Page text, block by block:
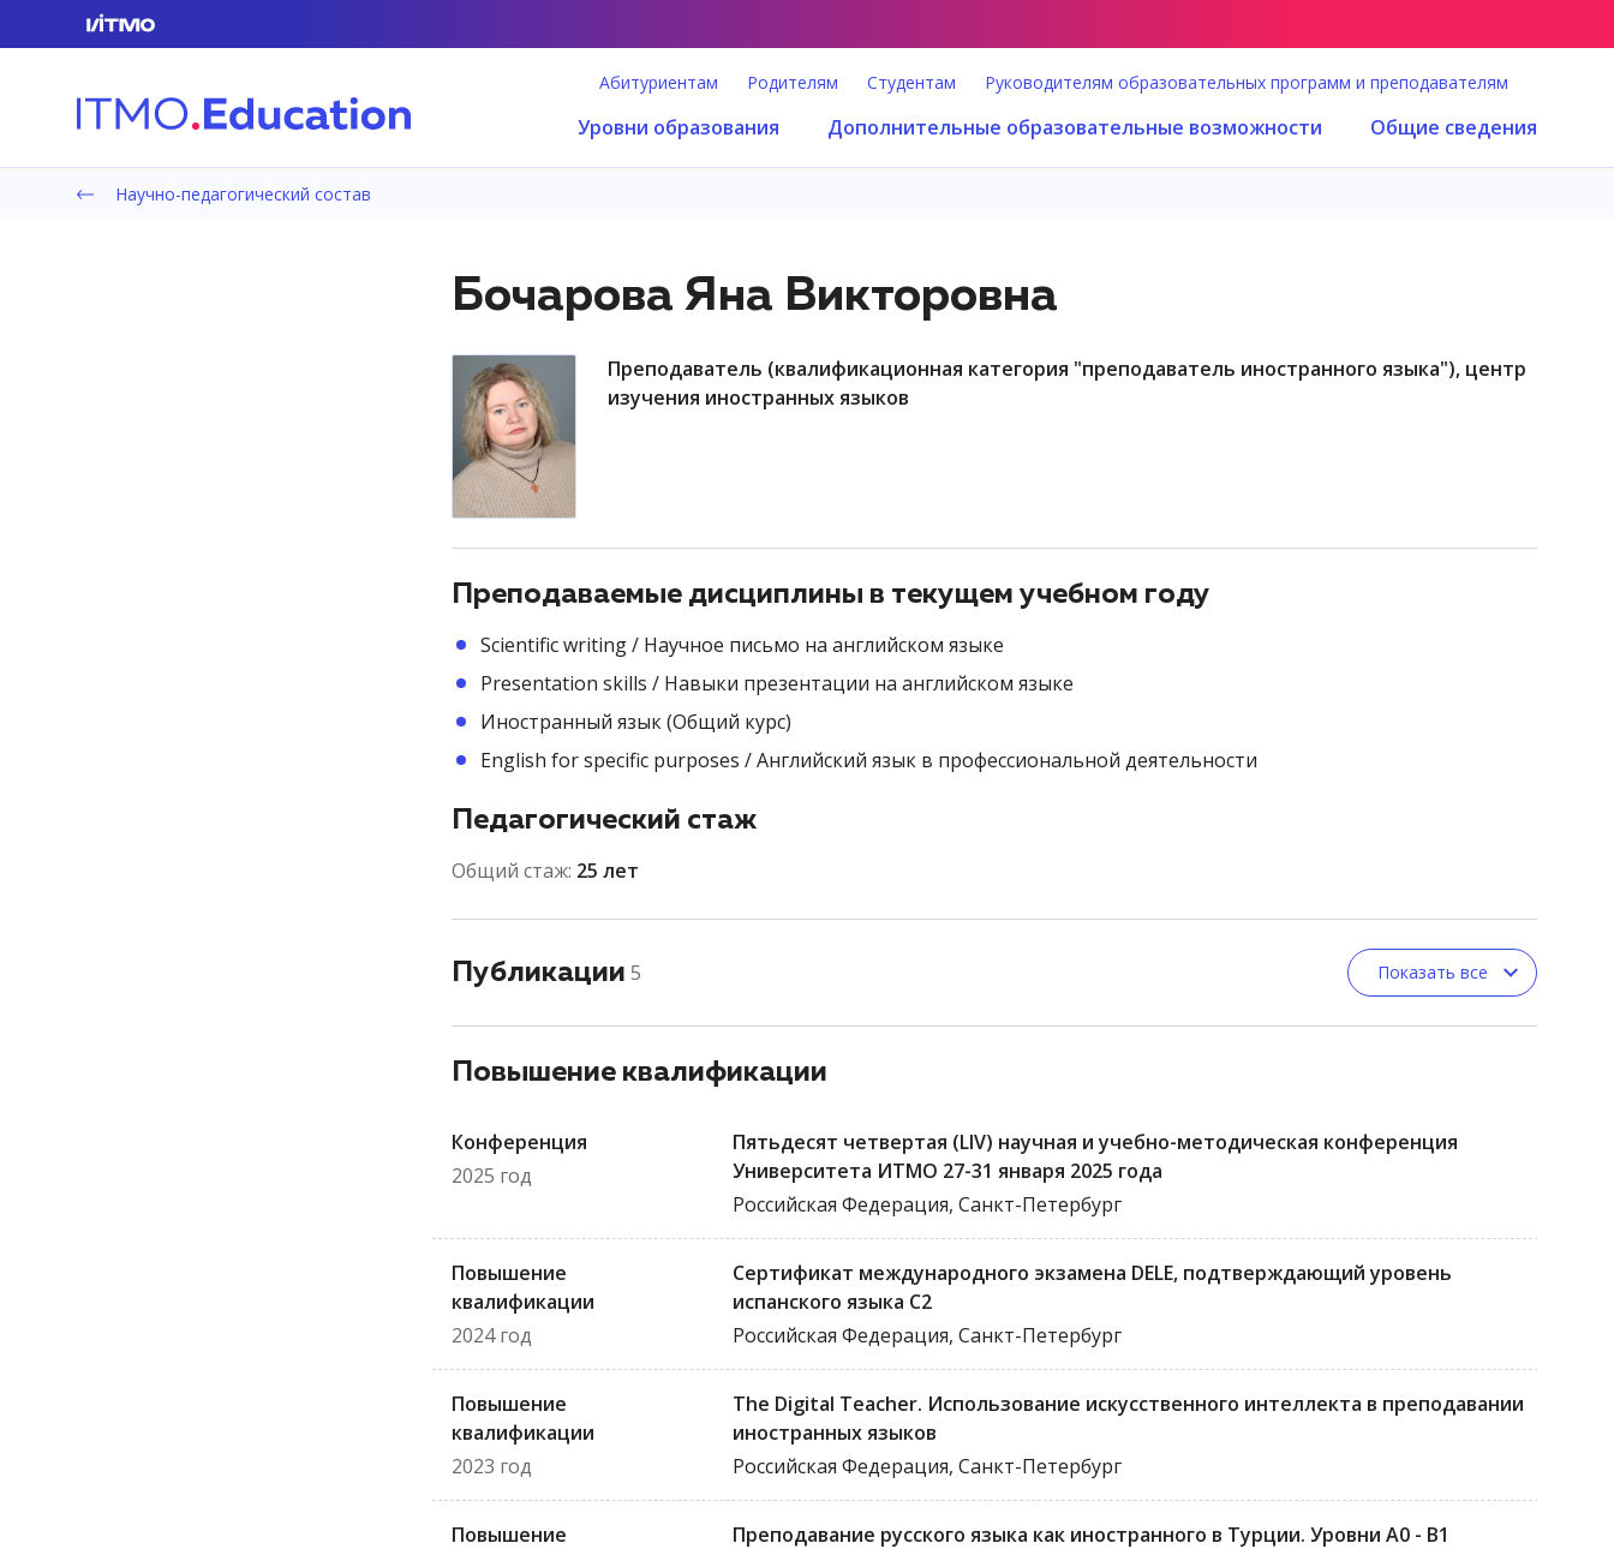
Абитуриентам Родителям Студентам Руководителям образовательных программ и преподавателям
Уровни образования Дополнительные образовательные возможности Общие сведения
Научно-педагогический состав
Бочарова Яна Викторовна
преподаватель (квалификационная категория "преподаватель иностранного языка"), центр
изучения иностранных языков
Преподаваемые дисциплины в текущем учебном году
Scientific writing / Научное письмо на английском языке
Presentation skills / Навыки презентации на английском языке
Иностранный язык (Общий курс)
English for specific purposes / Английский язык в профессиональной деятельности
Педагогический стаж
Общий стаж: 25 лет
Публикации 5 Показать все
Повышение квалификации
Конференция
2025 год
Пятьдесят четвертая (LIV) научная и учебно-методическая конференция
Университета ИТМО 27-31 января 2025 года
Российская Федерация, Санкт-Петербург
Повышение
квалификации
2024 год
Сертификат международного экзамена DELE, подтверждающий уровень
испанского языка C2
Российская Федерация, Санкт-Петербург
Повышение
квалификации
2023 год
The Digital Teacher. Использование искусственного интеллекта в преподавании
иностранных языков
Российская Федерация, Санкт-Петербург
Повышение
Преподавание русского языка как иностранного в Турции. Уровни A0 - B1